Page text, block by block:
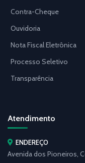
Contra-Cheque
Ouvidoria
Nota Fiscal Eletrônica
Processo Seletivo
Transparência
Atendimento
ENDEREÇO
Avenida dos Pioneiros,